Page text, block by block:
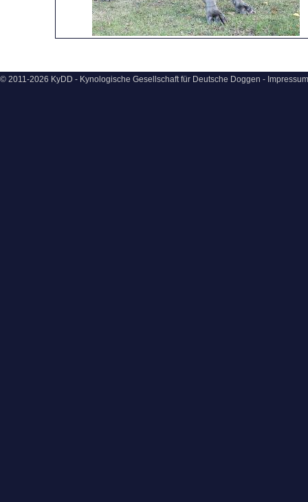
© 2011-2026 KyDD - Kynologische Gesellschaft für Deutsche Doggen - Impressum